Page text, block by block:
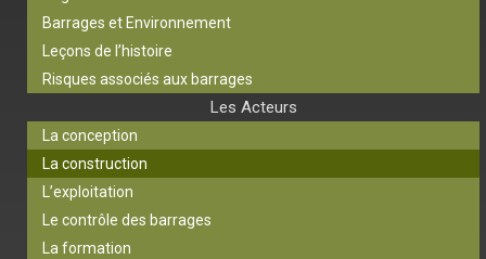
Barrages et Environnement
Leçons de l’histoire
Risques associés aux barrages
Les Acteurs
La conception
La construction
L’exploitation
Le contrôle des barrages
La formation